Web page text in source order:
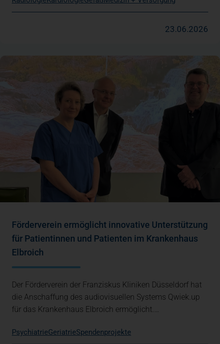
23.06.2026
Förderverein ermöglicht innovative Unterstützung
für Patientinnen und Patienten im Krankenhaus
Elbroich
Der Förderverein der Franziskus Kliniken Düsseldorf hat
die Anschaffung des audiovisuellen Systems Qwiek.up
für das Krankenhaus Elbroich ermöglicht.…
PsychiatrieGeriatrieSpendenprojekte